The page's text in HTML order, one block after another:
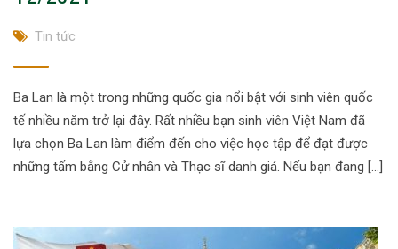
Tin tức
Ba Lan là một trong những quốc gia nổi bật với sinh viên quốc
tế nhiều năm trở lại đây. Rất nhiều bạn sinh viên Việt Nam đã
lựa chọn Ba Lan làm điểm đến cho việc học tập để đạt được
những tấm bằng Cử nhân và Thạc sĩ danh giá. Nếu bạn đang […]